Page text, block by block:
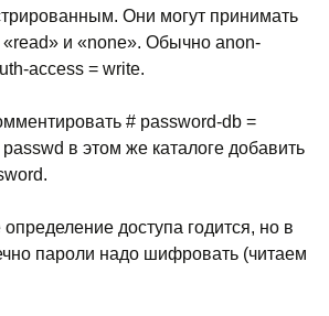
Они могут принимать
«read» и «none». Обычно anon-
access = write.
# password-db =
в этом же каталоге добавить
доступа годится, но в
пароли надо шифровать (читаем